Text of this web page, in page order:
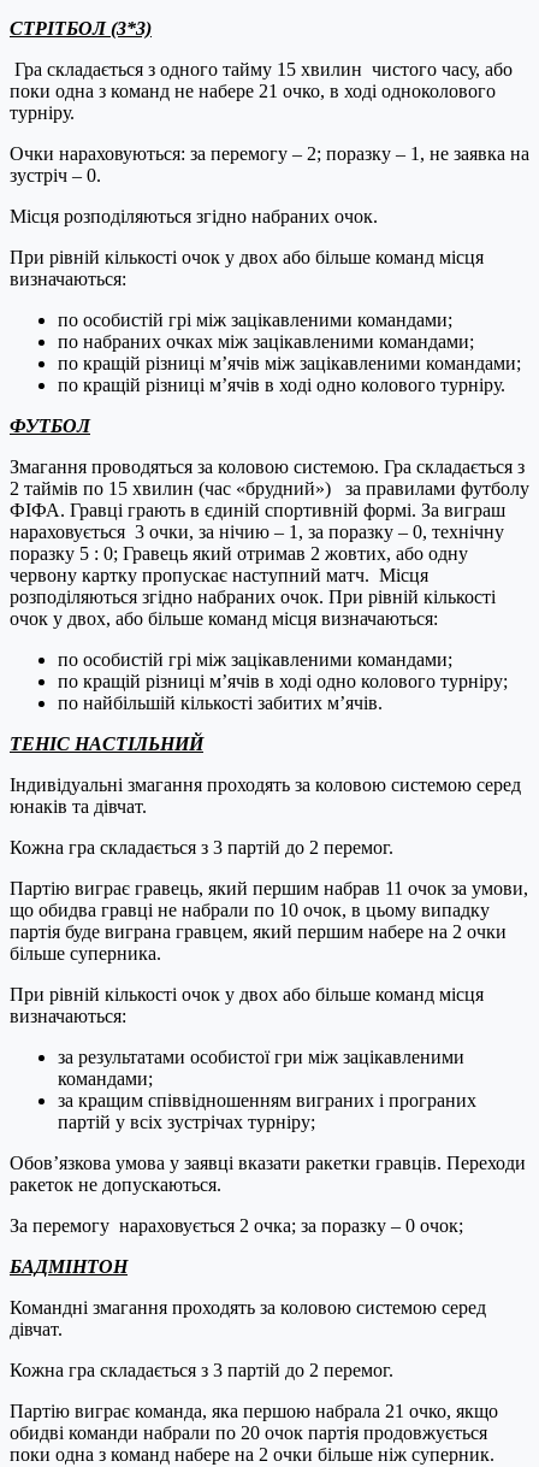
СТРІТБОЛ(3*3)
Гра складається з одного тайму 15 хвилин чистого часу, або
поки одна з команд не набере 21 очко, в ході одноколового
турніру.
Очки нараховуються: за перемогу – 2; поразку – 1, не заявка на
зустріч – 0.
Місця розподіляються згідно набраних очок.
При рівній кількості очок у двох або більше команд місця
визначаються:
по особистій грі між зацікавленими командами;
по набраних очках між зацікавленими командами;
по кращій різниці м’ячів між зацікавленими командами;
по кращій різниці м’ячів в ході одно колового турніру.
ФУТБОЛ
Змагання проводяться за коловою системою. Гра складається з
2 таймів по 15 хвилин (час «брудний») за правилами футболу
ФІФА. Гравці грають в єдиній спортивній формі. За виграш
нараховується 3 очки, за нічию – 1, за поразку – 0, технічну
поразку 5 : 0; Гравець який отримав 2 жовтих, або одну
червону картку пропускає наступний матч. Місця
розподіляються згідно набраних очок. При рівній кількості
очок у двох, або більше команд місця визначаються:
по особистій грі між зацікавленими командами;
по кращій різниці м’ячів в ході одно колового турніру;
по найбільшій кількості забитих м’ячів.
ТЕНІС НАСТІЛЬНИЙ
Індивідуальні змагання проходять за коловою системою серед
юнаків та дівчат.
Кожна гра складається з 3 партій до 2 перемог.
Партію виграє гравець, який першим набрав 11 очок за умови,
що обидва гравці не набрали по 10 очок, в цьому випадку
партія буде виграна гравцем, який першим набере на 2 очки
більше суперника.
При рівній кількості очок у двох або більше команд місця
визначаються:
за результатами особистої гри між зацікавленими
командами;
за кращим співвідношенням виграних і програних
партій у всіх зустрічах турніру;
Обов’язкова умова у заявці вказати ракетки гравців. Переходи
ракеток не допускаються.
За перемогу нараховується 2 очка; за поразку – 0 очок;
БАДМІНТОН
Командні змагання проходять за коловою системою серед
дівчат.
Кожна гра складається з 3 партій до 2 перемог.
Партію виграє команда, яка першою набрала 21 очко, якщо
обидві команди набрали по 20 очок партія продовжується
поки одна з команд набере на 2 очки більше ніж суперник.